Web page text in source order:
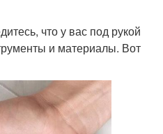
что у вас под рукой
и материалы. Вот